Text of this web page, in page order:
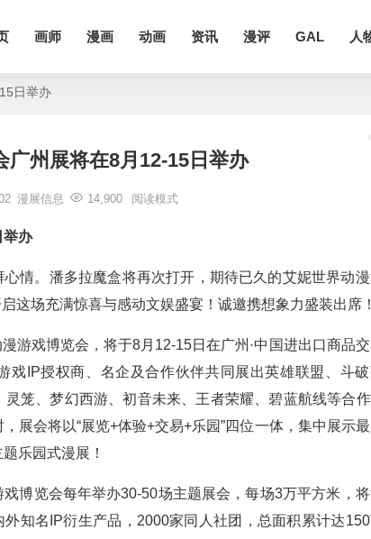
画师 漫画 动画 资讯 漫评 GAL 人
日举办
广州展将在8月12-15日举办
漫展信息 14,900 阅读模式
情。潘多拉魔盒将再次打开，期待已久的艾妮世界动
这场充满惊喜与感动文娱盛宴！诚邀携想象力盛装出席！
游戏博览会，将于8月12-15日在广州·中国进出口商品
IP授权商、名企及合作伙伴共同展出英雄联盟、斗
笼、梦幻西游、初音未来、王者荣耀、碧蓝航线等合
展会将以“展览+体验+交易+乐园”四位一体，集中展示
乐园式漫展！
博览会每年举办30-50场主题展会，每场3万平方米，
知名IP衍生产品，2000家同人社团，总面积累计达